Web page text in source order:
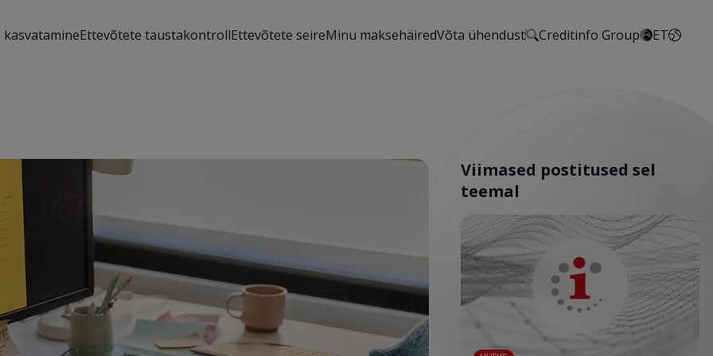
kasvatamineEttevõtete taustakontrollEttevõtete seireMinu maksehäiredVõta ühendust Creditinfo Group ET
Viimased postitused sel
teemal